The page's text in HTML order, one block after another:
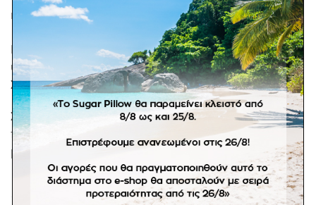
ΕΠΙΠΛΈΟΝ ΠΛΗΡΟΦΟΡΊΕΣ
Κάπα βάπτισης για χειμωνιάτικες εμφανίσεις. Από
ύφασμα βελούρ, μαλακή και εύκολη στον συνδυασμό.
Σε λευκή και σομόν απόχρωση.
Σε προπαραγγελία 15 εργάσιμων ημερών. *Σε
προϊόντα κατόπιν παραγγελίας δεν ισχυεί η πληρωμή
με αντικαταβολή.